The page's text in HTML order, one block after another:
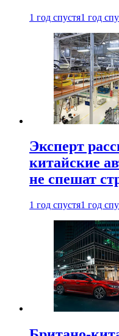
1 год спустя1 год
Эксперт
китайские
не спешат
1 год спустя1 год